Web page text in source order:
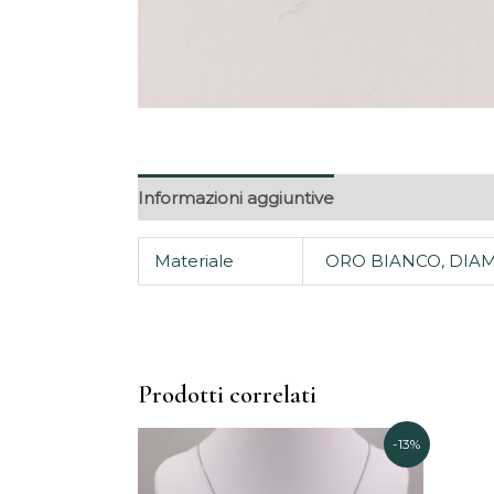
Informazioni aggiuntive
Materiale ORO BIANCO,
Prodotti correlati
-13%
Il
prezzo